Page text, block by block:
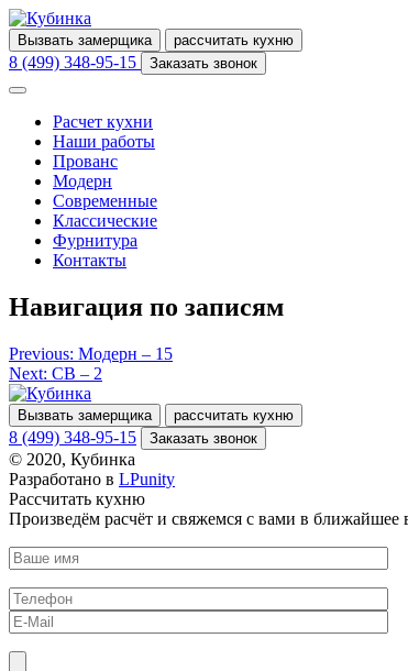
Вызвать замерщика рассчитать кухню
8 (499) 348-95-15 Заказать звонок
Расчет кухни
Наши работы
Прованс
Модерн
Современные
Классические
Фурнитура
Контакты
Навигация по записям
Previous: Модерн – 15
Next: СВ – 2
Вызвать замерщика рассчитать кухню
8 (499) 348-95-15 Заказать звонок
© 2020, Кубинка
Разработано в LPunity
Рассчитать кухню
Произведём расчёт и свяжемся с вами в ближайшее